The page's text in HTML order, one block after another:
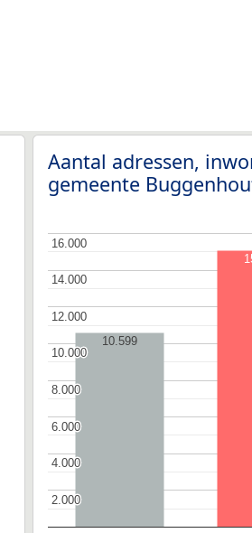
Aantal adressen,
gemeente
2.000
2.000
4.000
4.000
6.000
6.000
8.000
8.000
10.000
10.000
12.000
12.000
14.000
14.000
16.000
16.000
10.599